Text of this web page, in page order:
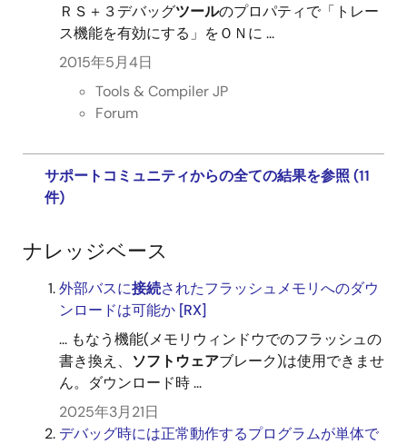
ＲＳ＋３デバッグツールのプロパティで「トレー
ス機能を有効にする」をＯＮに ...
2015年5月4日
Tools & Compiler JP
Forum
サポートコミュニティからの全ての結果を参照 (11
件)
ナレッジベース
外部バスに接続されたフラッシュメモリへのダウ
ンロードは可能か [RX]
... もなう機能(メモリウィンドウでのフラッシュの
書き換え、 ソフトウェアブレーク)は使用できませ
ん。ダウンロード時 ...
2025年3月21日
デバッグ時には正常動作するプログラムが単体で